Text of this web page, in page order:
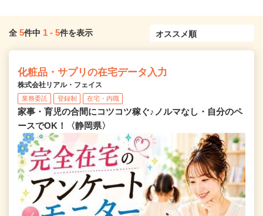
全 5件中 1 - 5件を表示
化粧品・サプリの在宅データ入力
株式会社リアル・フェイス
業務委託 登録制 在宅・内職
家事・育児の合間にコツコツ稼ぐ♪ノルマなし・自分のペ
ースでOK！〈静岡県〉